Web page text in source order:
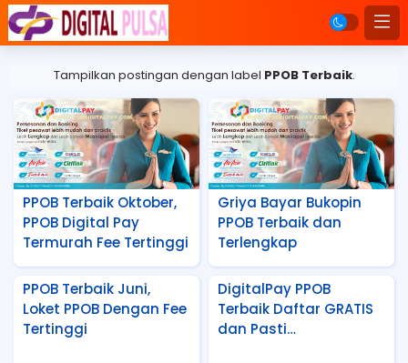
Tampilkan postingan dengan label PPOB Terbaik.
PPOB Terbaik Oktober,
PPOB Digital Pay
Termurah Fee Tertinggi
Griya Bayar Bukopin
PPOB Terbaik dan
Terlengkap
PPOB Terbaik Juni,
Loket PPOB Dengan Fee
Tertinggi
DigitalPay PPOB
Terbaik Daftar GRATIS
dan Pasti